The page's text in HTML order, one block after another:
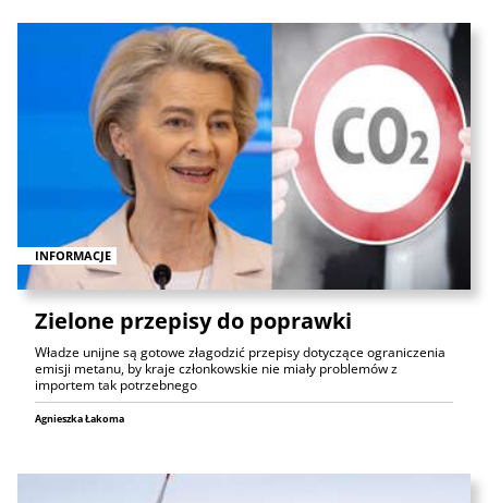
INFORMACJE
Zielone przepisy do poprawki
Władze unijne są gotowe złagodzić przepisy dotyczące ograniczenia
emisji metanu, by kraje członkowskie nie miały problemów z
importem tak potrzebnego
Agnieszka Łakoma